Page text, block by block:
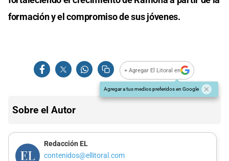
formación y el compromiso de sus jóvenes.
+ Agregar El Litoral en
Agregar a tus medios preferidos en Google
Sobre el Autor
Redacción EL
contenidos@ellitoral.com